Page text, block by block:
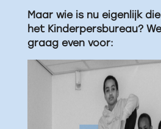
Maar wie is nu eigenlijk
het Kinderpersbureau?
graag even voor: